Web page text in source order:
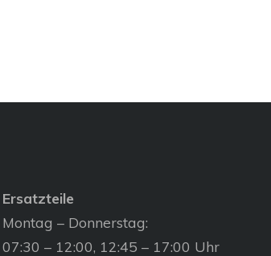
Ersatzteile
Montag – Donnerstag:
07:30 – 12:00, 12:45 – 17:00 Uhr